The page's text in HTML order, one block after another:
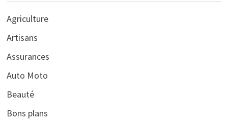
Agriculture
Artisans
Assurances
Auto Moto
Beauté
Bons plans